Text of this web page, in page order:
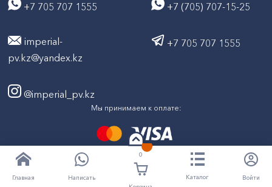
Главная Написать
0
Каталог Войти
+7 705 707 1555 +7 (705) 707-15-25
imperial-
pv.kz@yandex.kz
+7 705 707 1555
@imperial_pv.kz
Мы принимаем к оплате:
Все права защищены © ТД "Империал" 2020- 2026